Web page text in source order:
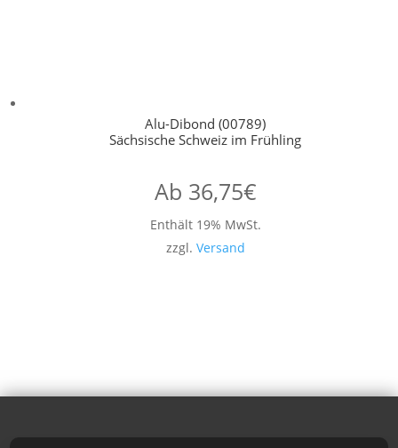
Alu-Dibond (00789)
Sächsische Schweiz im Frühling
Ab 36,75€
Enthält 19% MwSt.
zzgl. Versand